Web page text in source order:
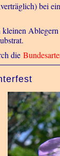
bei
die